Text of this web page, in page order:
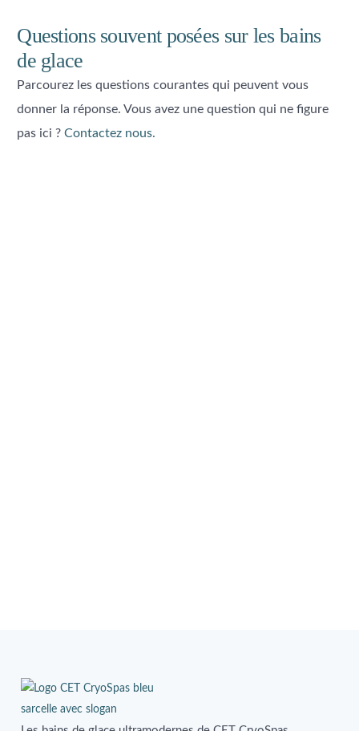
Questions souvent posées sur les bains
de glace
Parcourez les questions courantes qui peuvent vous
donner la réponse. Vous avez une question qui ne figure
pas ici ?Contactez nous.